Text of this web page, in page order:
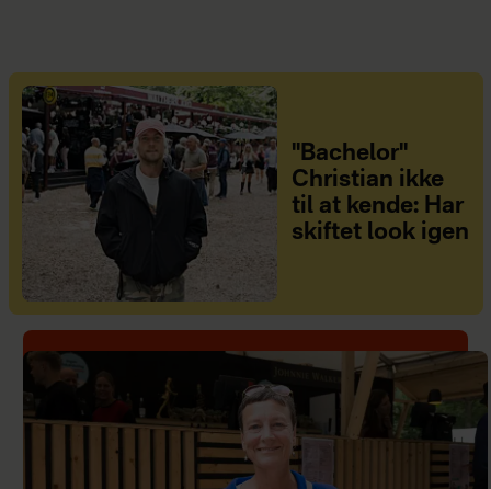
"Bachelor"
Christian ikke
til at kende: Har
skiftet look igen